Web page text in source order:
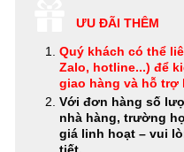
ƯU ĐÃI THÊM
Quý khách có thể
Zalo, hotline...) để
giao hàng và hỗ trợ
Với đơn hàng số
nhà hàng, trường
giá linh hoạt – vui